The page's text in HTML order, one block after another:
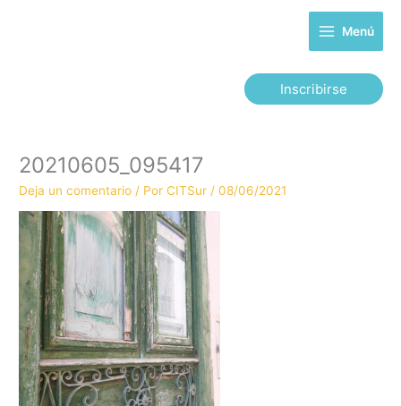
Menú
Inscribirse
20210605_095417
Deja un comentario / PorCITSur /08/06/2021